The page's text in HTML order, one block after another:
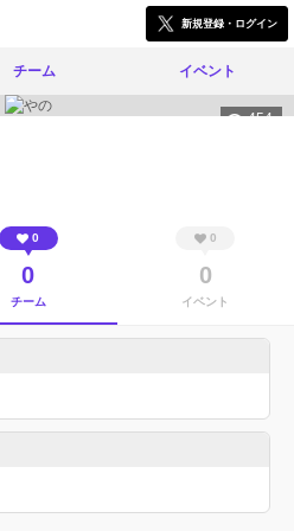
新規登録・ログイン
チーム イベント
454
0
0
チーム
0
0
イベント